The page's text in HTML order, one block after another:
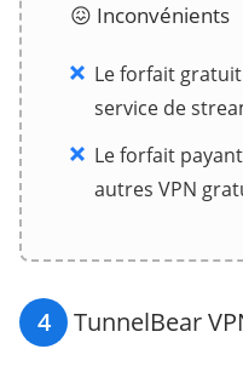
😖 Inconvénients
Le forfait
service de
Le forfait
autres VPN
4 TunnelBear